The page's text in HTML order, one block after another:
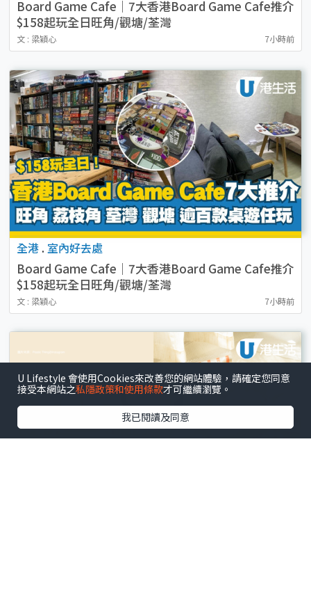
Board Game Cafe｜7大香港Board Game Cafe推介
$158起玩全日旺角/觀塘/荃灣
文 : 梁穎心 7小時前
全港 . 室內好去處
Board Game Cafe｜7大香港Board Game Cafe推介
$158起玩全日旺角/觀塘/荃灣
文 : 梁穎心 7小時前
U Lifestyle 會使用Cookies來改善您的網站體驗，請確定您同意
接受本網站之私隱政策和使用條款才可繼續瀏覽。
我已閱讀及同意